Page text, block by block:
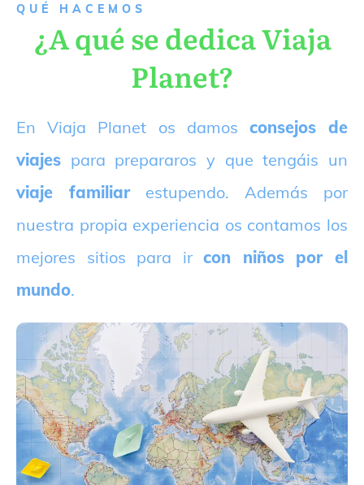
QUÉ HACEMOS
¿A qué se dedica Viaja
Planet?
En Viaja Planet os damos consejos de
viajes para prepararos y que tengáis un
viaje familiarestupendo. Además por
nuestra propia experiencia os contamos los
mejores sitios para ircon niños por el
mundo.